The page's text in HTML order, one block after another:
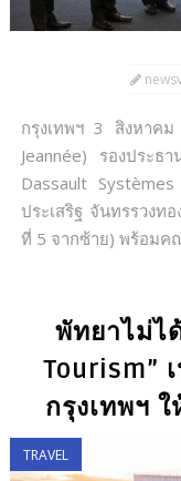
กรุงเทพฯ 3 สิงหาค
Jeannée) รองประธ
Dassault
ประเสริฐ จันทรรวงท
ที่ 5 จากซ้าย) พร้อมค
พัทยาไม่ไ
Tourism”
กรุงเทพฯ
TRAVEL